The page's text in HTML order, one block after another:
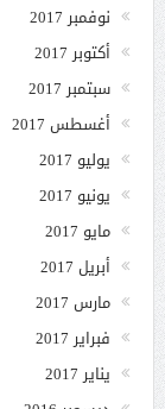
نوفمبر 2017
أكتوبر 2017
سبتمبر 2017
أغسطس 2017
يوليو 2017
يونيو 2017
مايو 2017
أبريل 2017
مارس 2017
فبراير 2017
يناير 2017